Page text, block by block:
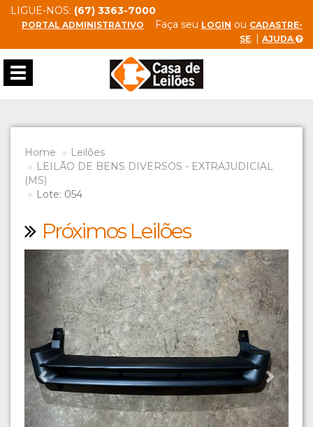
LIGUE-NOS: (67) 3363-7000
PORTAL ADMINISTRATIVO Faça seu LOGIN ou CADASTRE-
SE. | AJUDA
Toggle
navigation
Home
Leilões
LEILÃO DE BENS DIVERSOS - EXTRAJUDICIAL
(MS)
Lote: 054
Próximos Leilões
Previous Next